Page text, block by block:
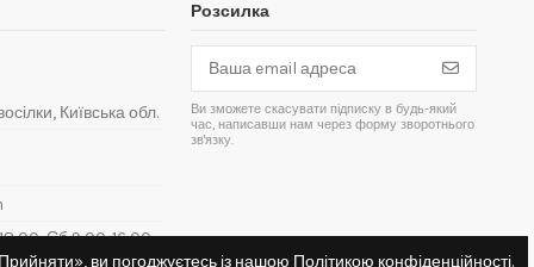
Київська обл.
Сб 9:00-16:00,
Розсилка
Ви зможете скасувати підписку в будь-який
час, написавши нам через форму зворотнього
зв'язку.
ви погоджуєтесь із нашою Політикою конфіденційності.